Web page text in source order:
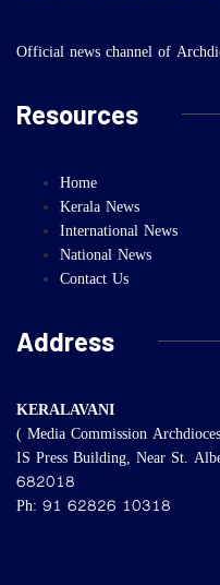
Official news channel of
Resources
Home
Kerala News
International News
National News
Contact Us
Address
KERALAVANI
( Media Commission
IS Press Building, Near St.
682018
Ph: 91 62826 10318